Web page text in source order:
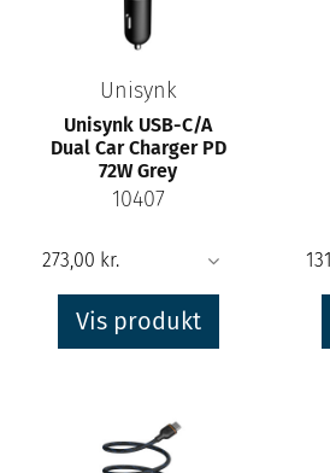
Unisynk
Unisynk USB-C/A
Dual Car Charger PD
72W Grey
10407
Vis produkt